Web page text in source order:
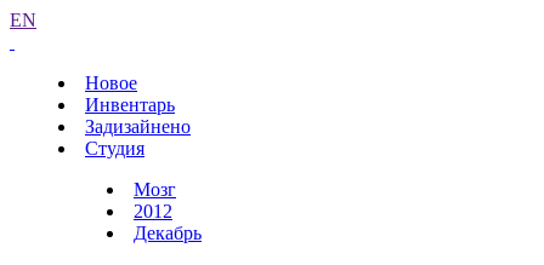
EN
Новое
Инвентарь
Задизайнено
Студия
Мозг
2012
Декабрь